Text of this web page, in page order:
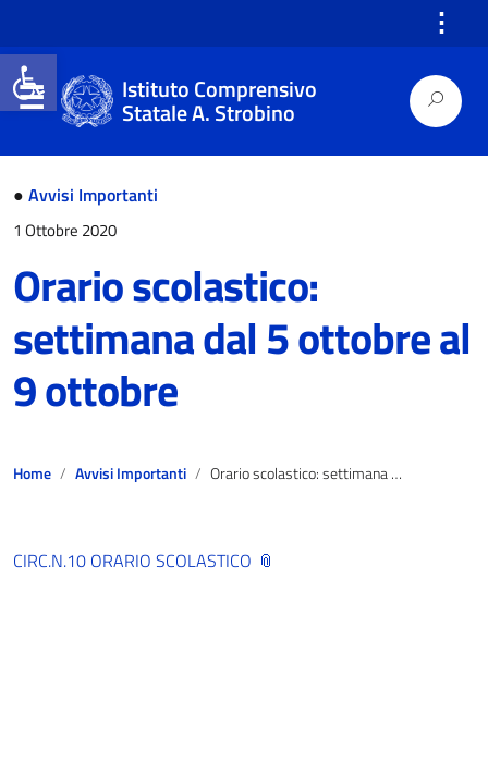
Open toolbar
⋮
Istituto Comprensivo
Statale A. Strobino
● Avvisi Importanti
1 Ottobre 2020
Orario scolastico:
settimana dal 5 ottobre al
9 ottobre
Home Avvisi Importanti Orario scolastico: settimana dal 5 ottobre al 9 ottobre
CIRC.N.10 ORARIO SCOLASTICO